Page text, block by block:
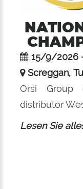
15/9/2026
Screggan,
Orsi
distributor
Lesen Sie